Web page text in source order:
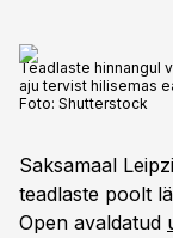
Teadlaste hinnangul
aju tervist hilisemas
Foto: Shutterstock
Saksamaal
teadlaste poolt
Open avaldatud